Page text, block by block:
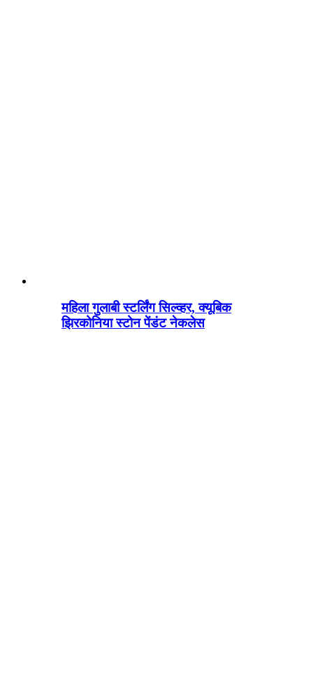
महिला गुलाबी स्टर्लिंग सिल्व्हर, क्यूबिक
झिरकोनिया स्टोन पेंडंट नेकलेस